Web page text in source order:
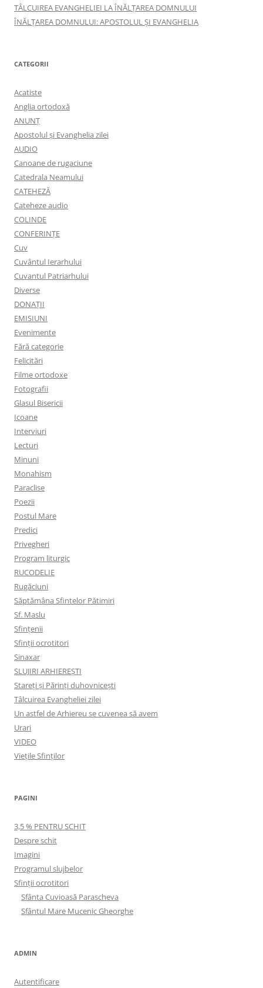
TÂLCUIREA EVANGHELIEI LA ÎNĂLŢAREA DOMNULUI
ÎNĂLŢAREA DOMNULUI: APOSTOLUL ȘI EVANGHELIA
CATEGORII
Acatiste
Anglia ortodoxă
ANUNŢ
Apostolul şi Evanghelia zilei
AUDIO
Canoane de rugaciune
Catedrala Neamului
CATEHEZĂ
Cateheze audio
COLINDE
CONFERINȚE
Cuv
Cuvântul Ierarhului
Cuvantul Patriarhului
Diverse
DONAȚII
EMISIUNI
Evenimente
Fără categorie
Felicitări
Filme ortodoxe
Fotografii
Glasul Bisericii
Icoane
Interviuri
Lecturi
Minuni
Monahism
Paraclise
Poezii
Postul Mare
Predici
Privegheri
Program liturgic
RUCODELIE
Rugăciuni
Săptămâna Sfintelor Pătimiri
Sf. Maslu
Sfințenii
Sfinții ocrotitori
Sinaxar
SLUJIRI ARHIEREȘTI
Stareți și Părinți duhovnicești
Tâlcuirea Evangheliei zilei
Un astfel de Arhiereu se cuvenea să avem
Urari
VIDEO
Viețile Sfinților
PAGINI
3,5 % PENTRU SCHIT
Despre schit
Imagini
Programul slujbelor
Sfinţii ocrotitori
Sfânta Cuvioasă Parascheva
Sfântul Mare Mucenic Gheorghe
ADMIN
Autentificare